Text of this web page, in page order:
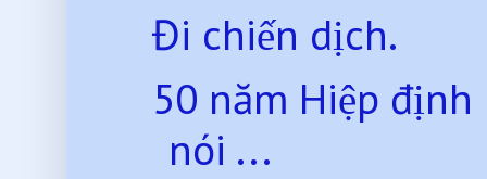
Đi chiến dịch.
50 năm Hiệp
nói ...